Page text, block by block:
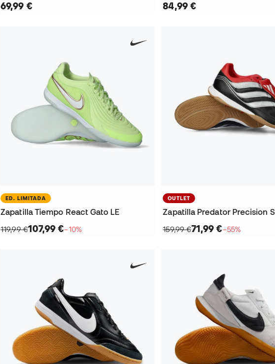
69,99 € 84,99 €
ED. LIMITADA
Zapatilla Tiempo React Gato LE
119,99 €107,99 €−10%
OUTLET
Zapatilla Predator Precision
159,99 €71,99 €−55%